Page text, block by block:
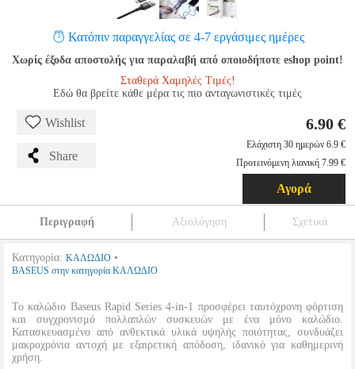
Κατόπιν παραγγελίας σε 4-7 εργάσιμες ημέρες
Χωρίς έξοδα αποστολής για παραλαβή από οποιοδήποτε eshop point!
Σταθερά Χαμηλές Τιμές!
Εδώ θα βρείτε κάθε μέρα τις πιο ανταγωνιστικές τιμές
Wishlist
Share
6.90 €
Ελάχιστη 30 ημερών 6.9 €
Προτεινόμενη λιανική 7.99 €
Αγορά
Περιγραφή Αξιολόγηση Σχετικά
Κατηγορία: ΚΑΛΩΔΙΟ •
BASEUS στην κατηγορία ΚΑΛΩΔΙΟ
Το καλώδιο Baseus Rapid Series 4-in-1 προσφέρει ταυτόχρονη φόρτιση
και συγχρονισμό πολλαπλών συσκευών με ένα μόνο καλώδιο.
Κατασκευασμένο από ανθεκτικά υλικά υψηλής ποιότητας, συνδυάζει
μακροχρόνια αντοχή με εξαιρετική απόδοση, ιδανικό για καθημερινή
χρήση.